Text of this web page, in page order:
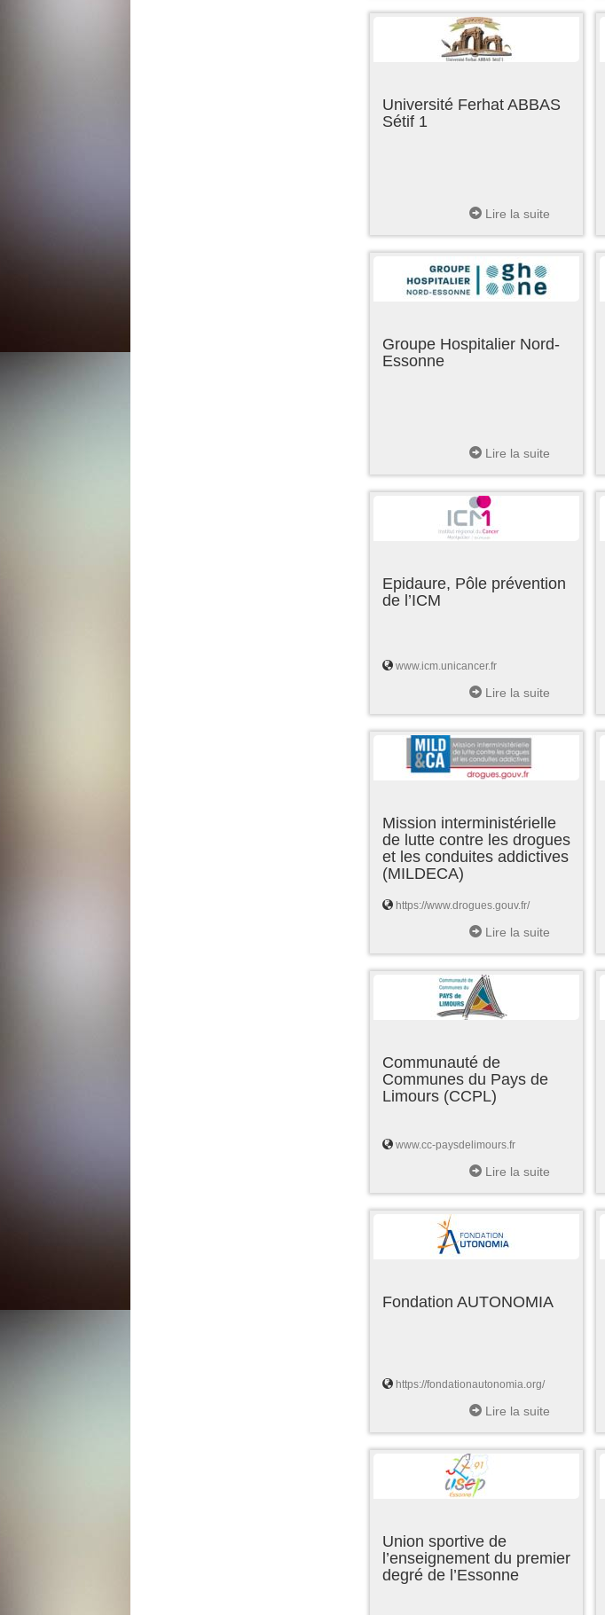
Université Ferhat ABBAS
Sétif 1
Lire la suite
Groupe Hospitalier Nord-
Essonne
Lire la suite
Epidaure, Pôle prévention
de l’ICM
www.icm.unicancer.fr
Lire la suite
Mission interministérielle
de lutte contre les drogues
et les conduites addictives
(MILDECA)
https://www.drogues.gouv.fr/
Lire la suite
Communauté de
Communes du Pays de
Limours (CCPL)
www.cc-paysdelimours.fr
Lire la suite
Fondation AUTONOMIA
https://fondationautonomia.org/
Lire la suite
Union sportive de
l’enseignement du premier
degré de l’Essonne